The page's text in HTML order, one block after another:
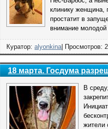
клинику женщина,
простатит в
внимание
Куратор:alyonkina| Просмотров:
18 марта. Госдума
В
жители